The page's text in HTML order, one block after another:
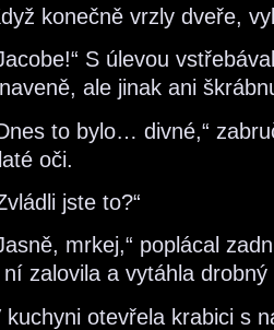
konečně vrzly dveře,
S úlevou
ale jinak ani
to bylo… divné,“
oči.
jste to?“
mrkej,“ poplácal
zalovila a vytáhla
kuchyni otevřela krabici s